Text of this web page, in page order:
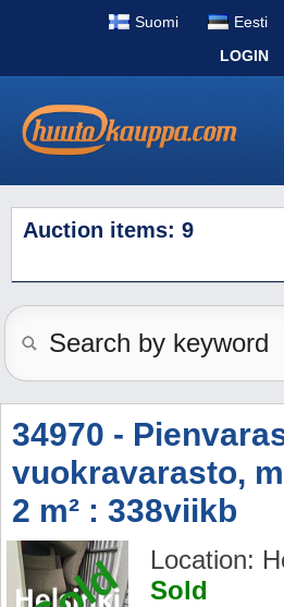
Suomi Eesti
Auction items: 9
34970 -
vuokravarasto,
2 m² : 338viikb
Location:
Sold